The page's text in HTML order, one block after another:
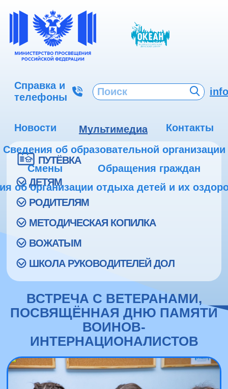
Справка и
телефоны
Новости Мультимедиа
Контакты
Сведения об образовательной организации
Смены
Обращения граждан
об организации отдыха детей и их
ПУТЁВКА
ДЕТЯМ
РОДИТЕЛЯМ
МЕТОДИЧЕСКАЯ КОПИЛКА
ВОЖАТЫМ
ШКОЛА РУКОВОДИТЕЛЕЙ ДОЛ
ВСТРЕЧА С ВЕТЕРАНАМИ,
ПОСВЯЩЁННАЯ ДНЮ ПАМЯТИ
ВОИНОВ-
ИНТЕРНАЦИОНАЛИСТОВ